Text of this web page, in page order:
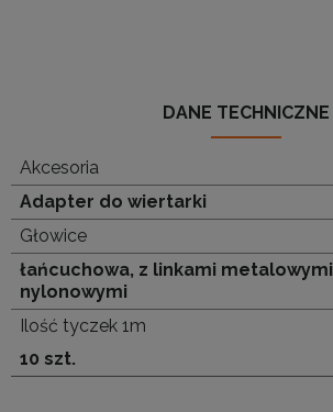
DANE TECHNICZNE
Akcesoria
Adapter do wiertarki
Głowice
łańcuchowa, z linkami
nylonowymi
Ilość tyczek 1m
10 szt.